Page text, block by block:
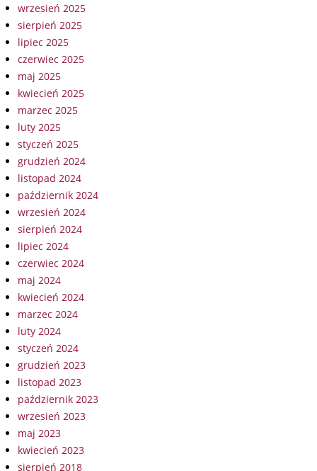
wrzesień 2025
sierpień 2025
lipiec 2025
czerwiec 2025
maj 2025
kwiecień 2025
marzec 2025
luty 2025
styczeń 2025
grudzień 2024
listopad 2024
październik 2024
wrzesień 2024
sierpień 2024
lipiec 2024
czerwiec 2024
maj 2024
kwiecień 2024
marzec 2024
luty 2024
styczeń 2024
grudzień 2023
listopad 2023
październik 2023
wrzesień 2023
maj 2023
kwiecień 2023
sierpień 2018